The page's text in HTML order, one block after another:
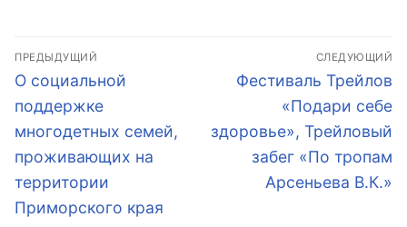
Навигация
по
записям
ПРЕДЫДУЩИЙ
Предыдущая
запись:
О социальной
поддержке
многодетных семей,
проживающих на
территории
Приморского края
СЛЕДУЮЩИЙ
Следующая
запись:
Фестиваль Трейлов
«Подари себе
здоровье», Трейловый
забег «По тропам
Арсеньева В.К.»